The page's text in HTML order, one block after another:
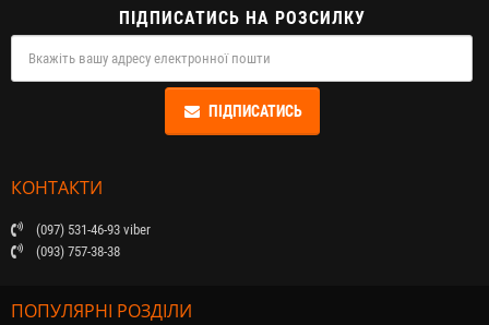
ПІДПИСАТИСЬ НА РОЗСИЛКУ
ПІДПИСАТИСЬ
КОНТАКТИ
(097) 531-46-93 viber
(093) 757-38-38
ПОПУЛЯРНІ РОЗДІЛИ